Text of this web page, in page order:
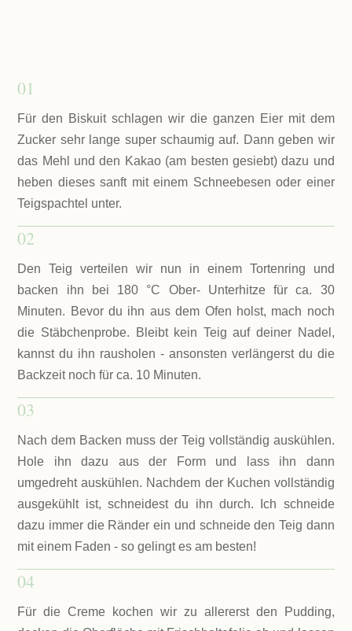
01
Für den Biskuit schlagen wir die ganzen Eier mit dem
Zucker sehr lange super schaumig auf. Dann geben wir
das Mehl und den Kakao (am besten gesiebt) dazu und
heben dieses sanft mit einem Schneebesen oder einer
Teigspachtel unter.
02
Den Teig verteilen wir nun in einem Tortenring und
backen ihn bei 180 °C Ober- Unterhitze für ca. 30
Minuten. Bevor du ihn aus dem Ofen holst, mach noch
die Stäbchenprobe. Bleibt kein Teig auf deiner Nadel,
kannst du ihn rausholen - ansonsten verlängerst du die
Backzeit noch für ca. 10 Minuten.
03
Nach dem Backen muss der Teig vollständig auskühlen.
Hole ihn dazu aus der Form und lass ihn dann
umgedreht auskühlen. Nachdem der Kuchen vollständig
ausgekühlt ist, schneidest du ihn durch. Ich schneide
dazu immer die Ränder ein und schneide den Teig dann
mit einem Faden - so gelingt es am besten!
04
Für die Creme kochen wir zu allererst den Pudding,